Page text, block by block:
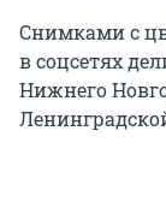
Снимками с
в соцсетях
Нижнего